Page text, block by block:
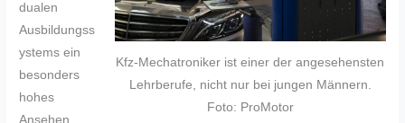
Kfz-Mechatroniker ist einer der angesehensten
Lehrberufe, nicht nur bei jungen Männern.
Foto: ProMotor
dualen
Ausbildungss
ystems ein
besonders
hohes
Ansehen.